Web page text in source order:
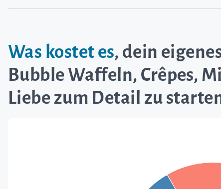
Was kostet es, dein
Bubble Waffeln, Crêpes,
Liebe zum Detail zu